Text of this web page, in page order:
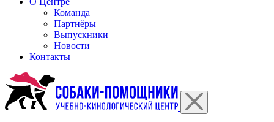
Команда
Партнёры
Выпускники
Новости
Контакты